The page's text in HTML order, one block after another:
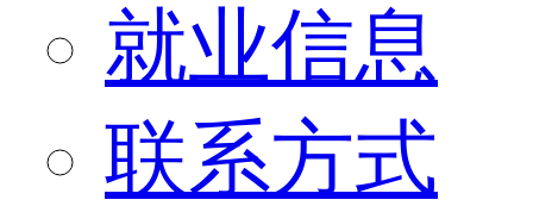
就业信息
联系方式